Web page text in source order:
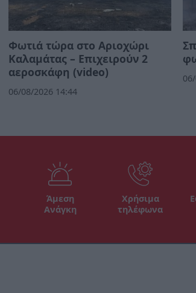
Φωτιά τώρα στο Αριοχώρι
Καλαμάτας – Επιχειρούν 2
αεροσκάφη (video)
06/08/2026 14:44
Άμεση
Ανάγκη
Χρήσιμα
τηλέφωνα